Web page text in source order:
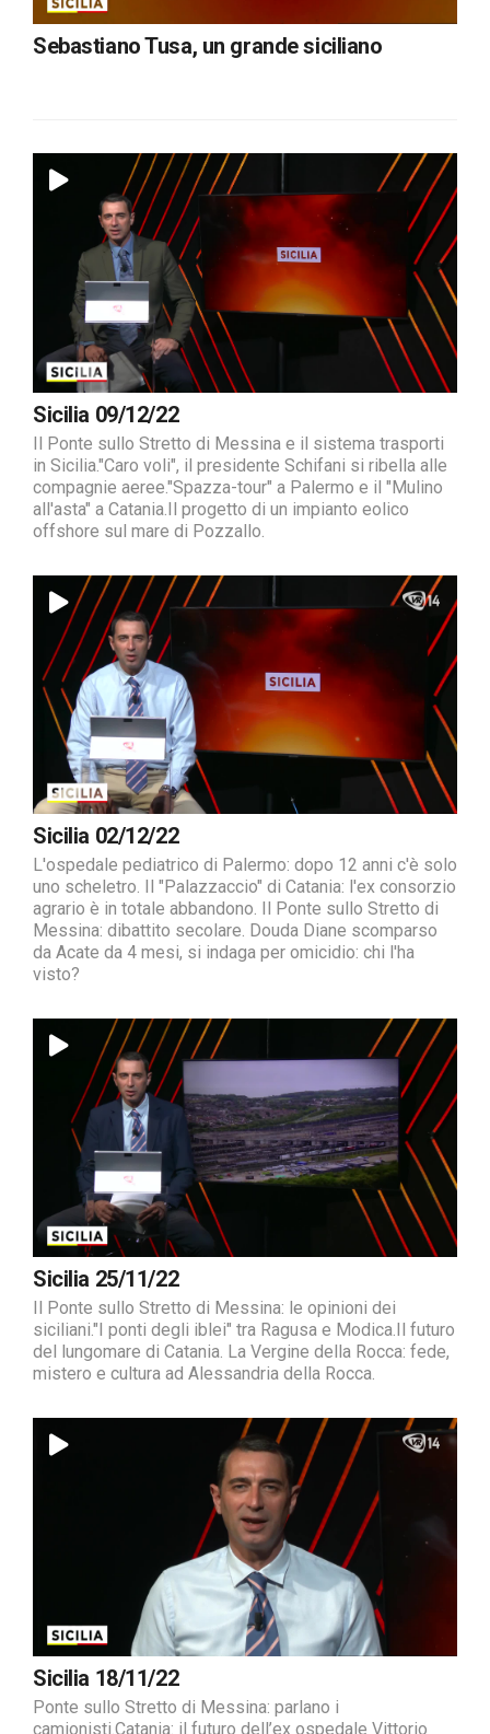
Sebastiano Tusa, un grande siciliano
Sicilia 09/12/22
Il Ponte sullo Stretto di Messina e il sistema trasporti
in Sicilia."Caro voli", il presidente Schifani si ribella alle
compagnie aeree."Spazza-tour" a Palermo e il "Mulino
all'asta" a Catania.Il progetto di un impianto eolico
offshore sul mare di Pozzallo.
Sicilia 02/12/22
L'ospedale pediatrico di Palermo: dopo 12 anni c'è solo
uno scheletro. Il "Palazzaccio" di Catania: l'ex consorzio
agrario è in totale abbandono. Il Ponte sullo Stretto di
Messina: dibattito secolare. Douda Diane scomparso
da Acate da 4 mesi, si indaga per omicidio: chi l'ha
visto?
Sicilia 25/11/22
Il Ponte sullo Stretto di Messina: le opinioni dei
siciliani."I ponti degli iblei" tra Ragusa e Modica.Il futuro
del lungomare di Catania. La Vergine della Rocca: fede,
mistero e cultura ad Alessandria della Rocca.
Sicilia 18/11/22
Ponte sullo Stretto di Messina: parlano i
camionisti.Catania: il futuro dell’ex ospedale Vittorio